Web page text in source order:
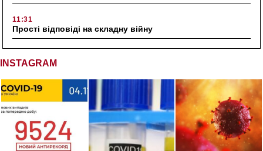
11:31
Прості відповіді на складну війну
INSTAGRAM